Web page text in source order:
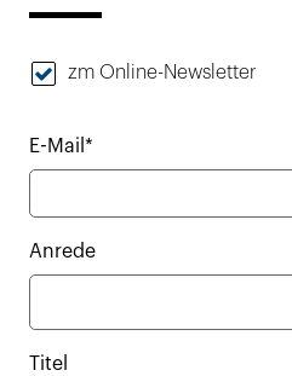
zm Online-Newsletter
E-Mail*
Anrede
Titel